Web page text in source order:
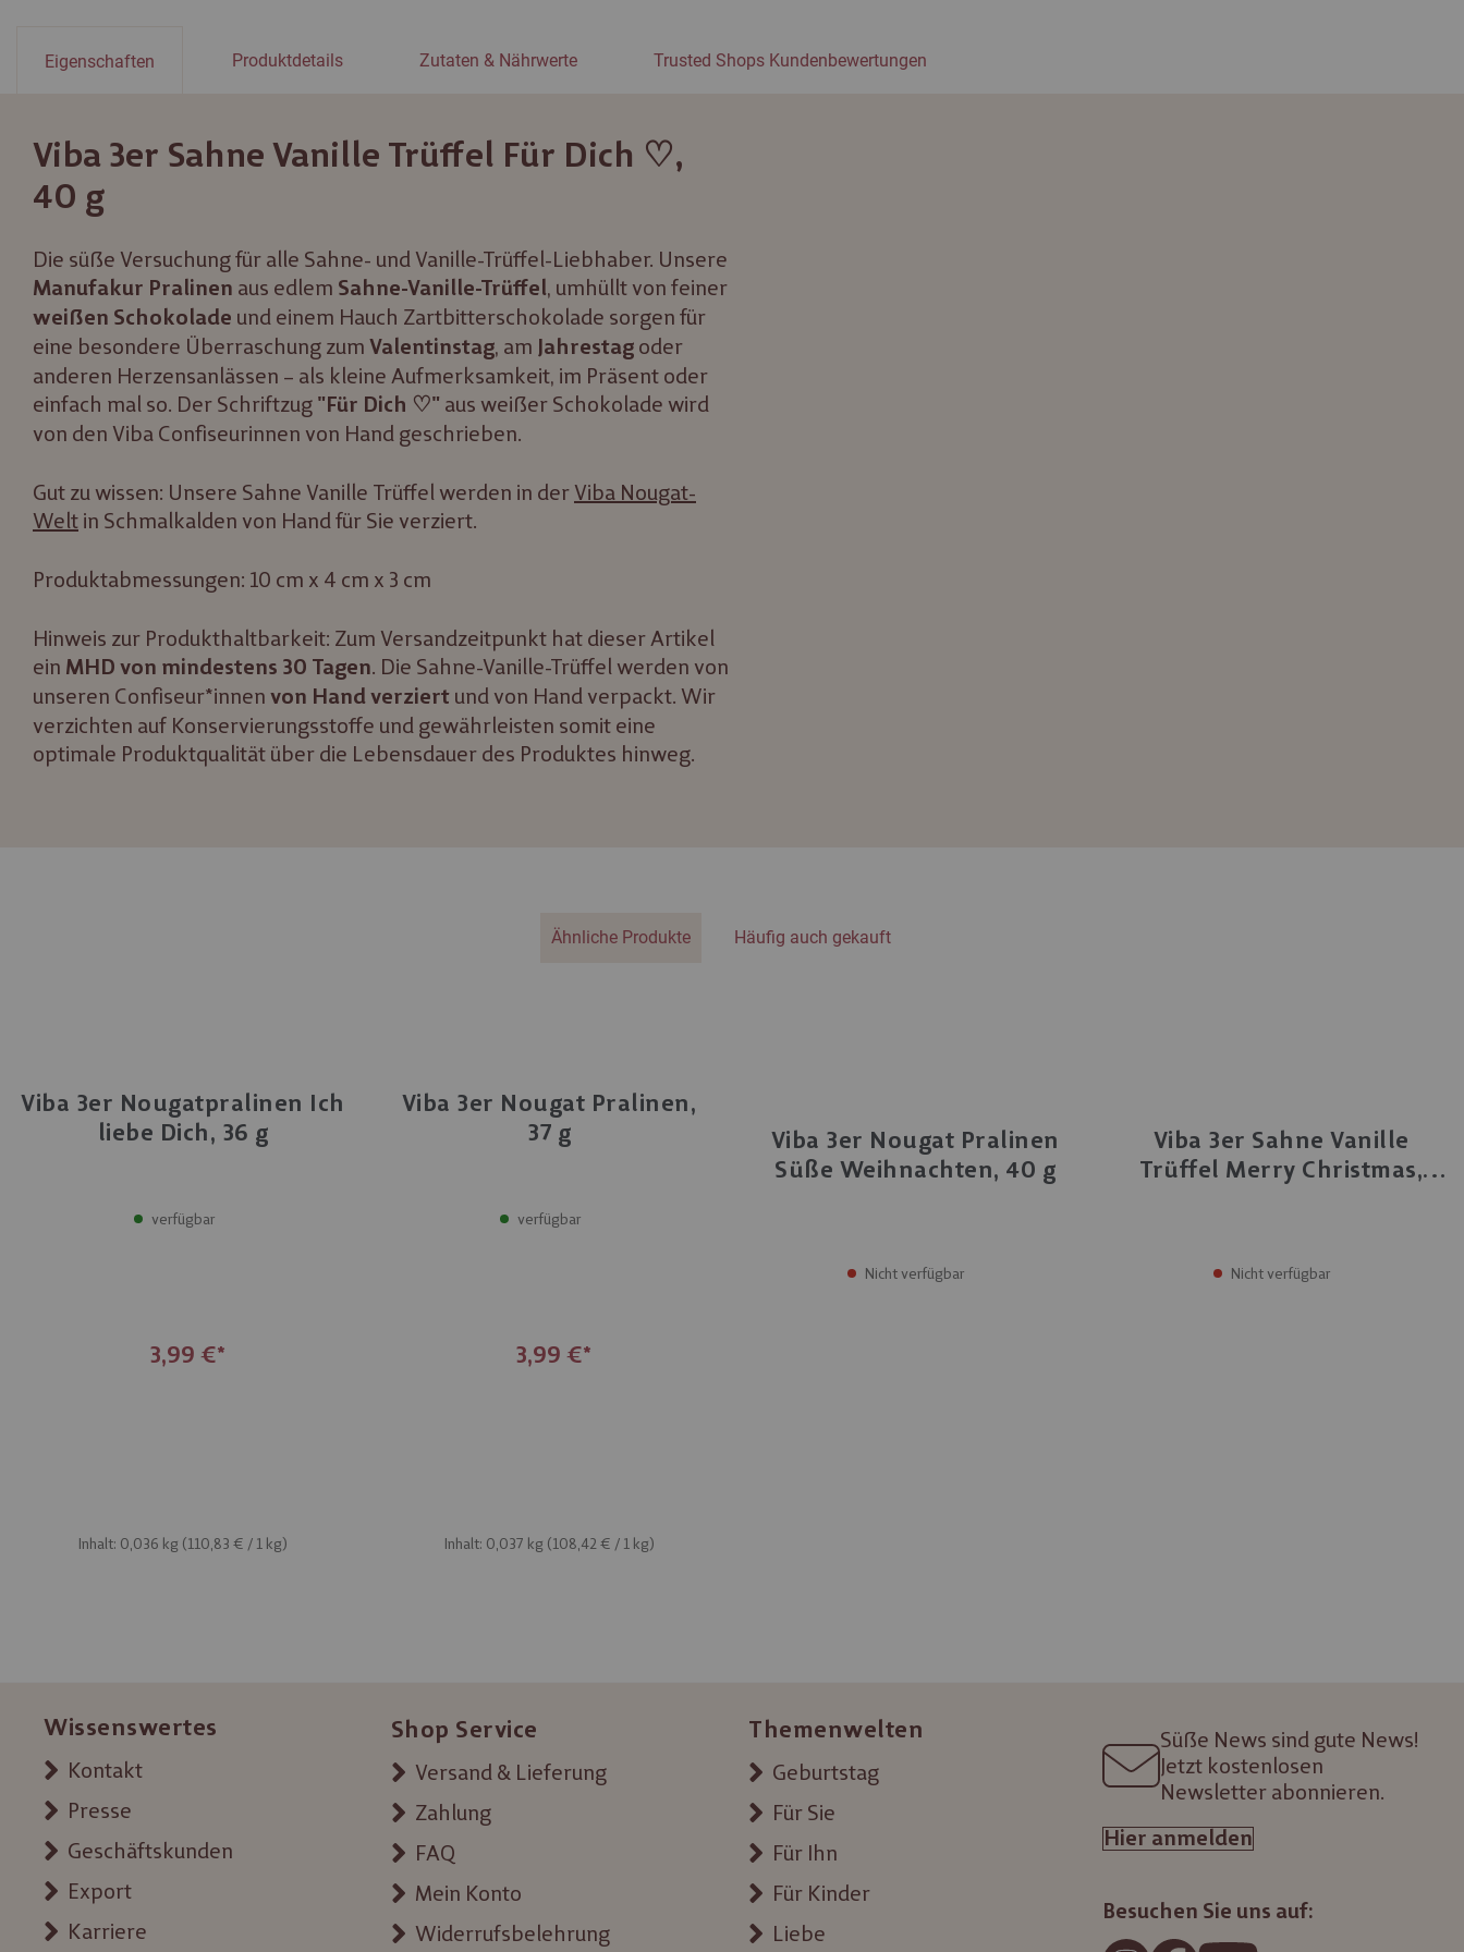
Eigenschaften
Viba 3er Sahne Vanille Trüffel Für Dich ♡,
40 g
Die süße Versuchung für alle Sahne- und Vanille-Trüffel-Liebhaber. Unsere
Manufakur Pralinen aus edlem Sahne-Vanille-Trüffel, umhüllt von feiner
weißen Schokolade und einem Hauch Zartbitterschokolade sorgen für
eine besondere Überraschung zum Valentinstag, am Jahrestag oder
anderen Herzensanlässen – als kleine Aufmerksamkeit, im Präsent oder
einfach mal so. Der Schriftzug "Für Dich ♡" aus weißer Schokolade wird
von den Viba Confiseurinnen von Hand geschrieben.
Gut zu wissen: Unsere Sahne Vanille Trüffel werden in der Viba Nougat-
Welt in Schmalkalden von Hand für Sie verziert.
Produktabmessungen: 10 cm x 4 cm x 3 cm
Hinweis zur Produkthaltbarkeit: Zum Versandzeitpunkt hat dieser Artikel
ein MHD von mindestens 30 Tagen. Die Sahne-Vanille-Trüffel werden von
unseren Confiseur*innen von Hand verziert und von Hand verpackt. Wir
verzichten auf Konservierungsstoffe und gewährleisten somit eine
optimale Produktqualität über die Lebensdauer des Produktes hinweg.
Produktdetails Zutaten & Nährwerte Trusted Shops Kundenbewertungen
Ähnliche Produkte Häufig auch gekauft
Viba 3er Nougatpralinen Ich
liebe Dich, 36 g
verfügbar
3,99 €
Inhalt: 0,036 kg (110,83 € / 1 kg)
Viba 3er Nougat Pralinen,
37 g
verfügbar
3,99 €
Inhalt: 0,037 kg (108,42 € / 1 kg)
Viba 3er Nougat Pralinen
Süße Weihnachten, 40 g
Nicht verfügbar
Viba 3er Sahne Vanille
Trüffel Merry Christmas,
Nicht verfügbar
Wissenswertes
Kontakt
Presse
Geschäftskunden
Export
Karriere
Shop Service
Versand & Lieferung
Zahlung
FAQ
Mein Konto
Widerrufsbelehrung
Themenwelten
Geburtstag
Für Sie
Für Ihn
Für Kinder
Liebe
Süße News sind gute News!
Jetzt kostenlosen
Newsletter abonnieren.
Hier anmelden
Besuchen Sie uns auf: